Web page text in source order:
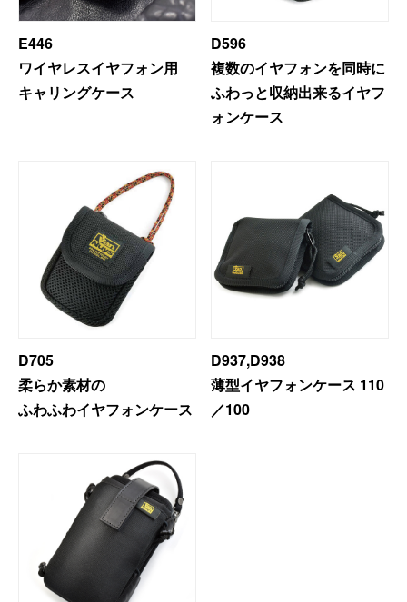
E446
ワイヤレスイヤフォン用
キャリングケース
D596
複数のイヤフォンを同時に
ふわっと収納出来るイヤフ
ォンケース
D705
柔らか素材の
ふわふわイヤフォンケース
D937,D938
薄型イヤフォンケース 110
／100